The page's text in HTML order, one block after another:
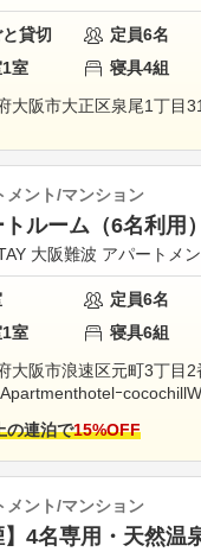
貸切 定員6名
1室 寝具4組
大阪市大正区泉尾1丁目
メント/マンション
ルーム（6名利用）
大阪難波 アパートメ
定員6名
1室 寝具6組
大阪市浪速区元町3丁目
ｰcocochill
の連泊で15%OFF
メント/マンション
】4名専用・天然